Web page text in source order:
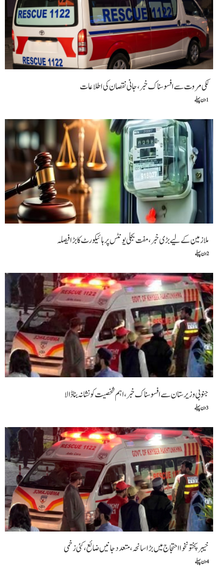
لکی مروت سے افسوسناک خبر، جانی نقصان کی اطلاعات
1 دن پہلے
ملازمین کے لیے بڑی خبر،مفت بجلی یونٹس پر ہائیکورٹ کا بڑا فیصلہ
2 دن پہلے
جنوبی وزیرستان سے افسوسناک خبر، اہم شخصیت کو نشانہ بنا ڈالا
3 دن پہلے
خیبرپختونخوا احتجاج میں بڑا سانحہ، متعدد جانیں ضائع، کئی زخمی
4 دن پہلے